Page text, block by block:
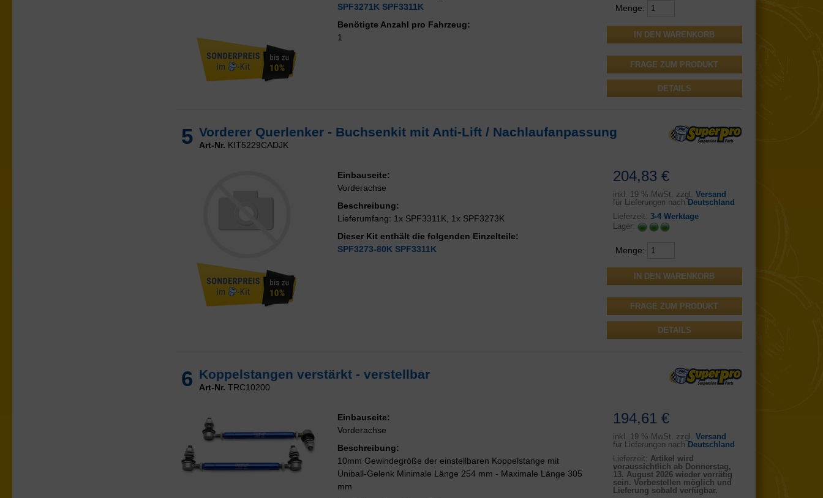
Menge:
FRAGE ZUM PRODUKT
DETAILS
SPF3271K SPF3311K
Benötigte Anzahl pro Fahrzeug:
1
5 Vorderer Querlenker - Buchsenkit mit Anti-Lift / Nachlaufanpassung
Art-Nr. KIT5229CADJK
204,83 €
inkl. 19 % MwSt. zzgl. Versand
für Lieferungen nach Deutschland
Lieferzeit: 3-4 Werktage
Lager:
Menge:
FRAGE ZUM PRODUKT
DETAILS
Einbauseite:
Vorderachse
Beschreibung:
Lieferumfang: 1x SPF3311K, 1x SPF3273K
Dieser Kit enthält die folgenden Einzelteile:
SPF3273-80K SPF3311K
6 Koppelstangen verstärkt - verstellbar
Art-Nr. TRC10200
194,61 €
inkl. 19 % MwSt. zzgl. Versand
für Lieferungen nachDeutschland
Lieferzeit: Artikel wird
voraussichtlich ab Donnerstag,
13. August 2026 wieder vorrätig
sein. Vorbestellen möglich und
Lieferung sobald verfügbar.
Einbauseite:
Vorderachse
Beschreibung:
10mm Gewindegröße der einstellbaren Koppelstange mit
Uniball-Gelenk Minimale Länge 254 mm - Maximale Länge 305
mm